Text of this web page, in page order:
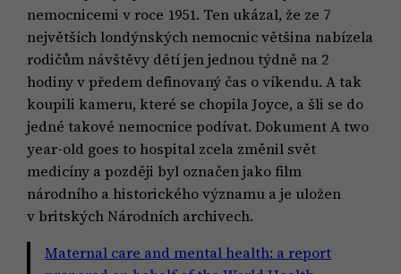
nemocnicemi v roce 1951. Ten ukázal, že ze 7
největších londýnských nemocnic většina nabízela
rodičům návštěvy dětí jen jednou týdně na 2
hodiny v předem definovaný čas o víkendu. A tak
koupili kameru, které se chopila Joyce, a šli se do
jedné takové nemocnice podívat. Dokument A two
year-old goes to hospital zcela změnil svět
medicíny a později byl označen jako film
národního a historického významu a je uložen
v britských Národních archivech.
Maternal care and mental health: a report